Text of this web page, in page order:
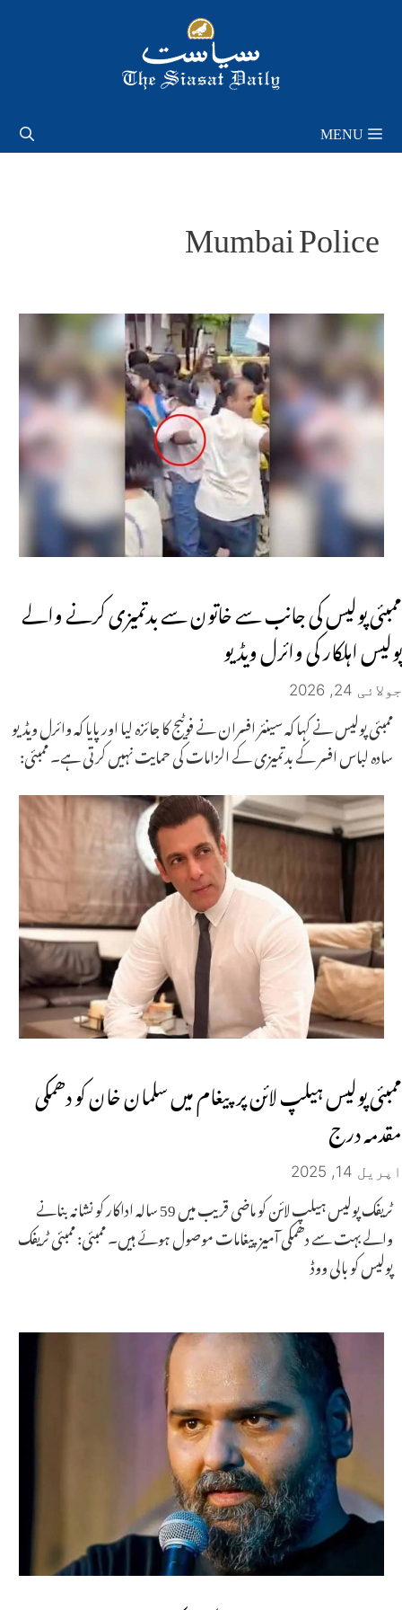
MENU
Mumbai Police
ممبئی پولیس کی جانب سے خاتون سے بدتمیزی کرنے والے
پولیس اہلکار کی وائرل ویڈیو
جولائی 24, 2026
ممبئی پولیس نے کہا کہ سینئر افسران نے فوٹیج کا جائزہ لیا اور پایا کہ وائرل ویڈیو
سادہ لباس افسر کے بدتمیزی کے الزامات کی حمایت نہیں کرتی ہے۔ ممبئی:
ممبئی پولیس ہیلپ لائن پر پیغام میں سلمان خان کو دھمکی
مقدمہ درج
اپریل 14, 2025
ٹریفک پولیس ہیلپ لائن کو ماضی قریب میں 59 سالہ اداکار کو نشانہ بنانے
والے بہت سے دھمکی آمیز پیغامات موصول ہوئے ہیں۔ ممبئی: ممبئی ٹریفک
پولیس کو بالی ووڈ